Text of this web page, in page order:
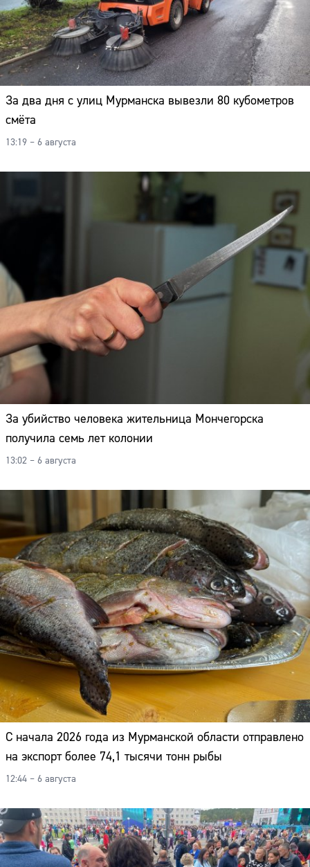
За два дня с улиц Мурманска вывезли 80 кубометров
смёта
13:19 – 6 августа
За убийство человека жительница Мончегорска
получила семь лет колонии
13:02 – 6 августа
С начала 2026 года из Мурманской области отправлено
на экспорт более 74,1 тысячи тонн рыбы
12:44 – 6 августа